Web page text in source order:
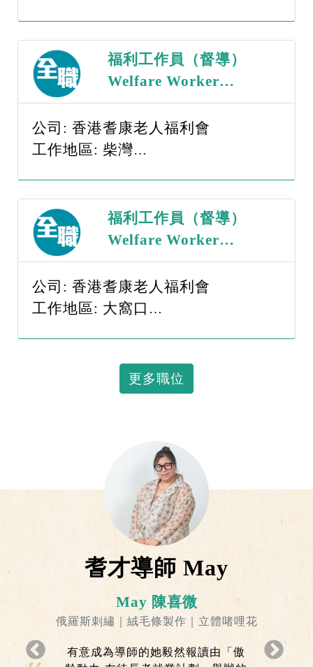
福利工作員（督導）
Welfare Worker
（Supervisor） （職
位編號：WWS -
260817）
公司: 香港耆康老人福利會
工作地區: 柴灣
福利工作員（督導）
Welfare Worker
（Supervisor） （職
位編號：WWS -
260817）
公司: 香港耆康老人福利會
工作地區: 大窩口
更多職位
耆才導師 May
May 陳喜微
俄羅斯刺繡｜絨毛條製作｜立體啫哩花
有意成為導師的她毅然報讀由「傲
Previous 下一頁